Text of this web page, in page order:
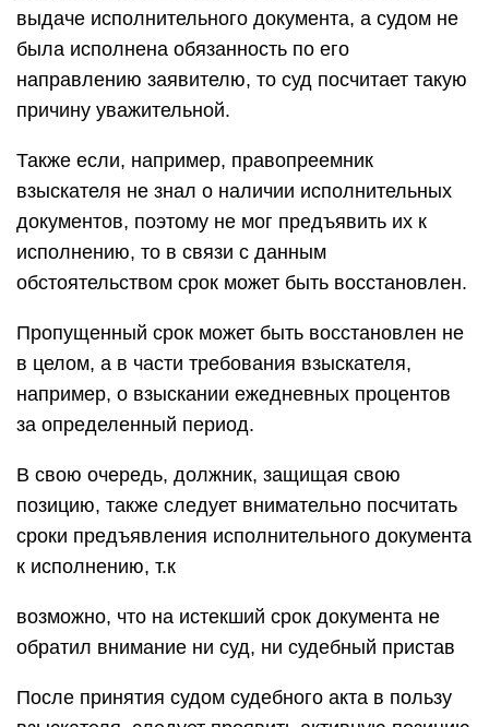
выдаче исполнительного документа, а судом не
была исполнена обязанность по его
направлению заявителю, то суд посчитает такую
причину уважительной.
Также если, например, правопреемник
взыскателя не знал о наличии исполнительных
документов, поэтому не мог предъявить их к
исполнению, то в связи с данным
обстоятельством срок может быть восстановлен.
Пропущенный срок может быть восстановлен не
в целом, а в части требования взыскателя,
например, о взыскании ежедневных процентов
за определенный период.
В свою очередь, должник, защищая свою
позицию, также следует внимательно посчитать
сроки предъявления исполнительного документа
к исполнению, т.к
возможно, что на истекший срок документа не
обратил внимание ни суд, ни судебный пристав
После принятия судом судебного акта в пользу